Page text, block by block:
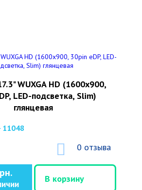
WUXGA HD (1600x900,
LED-подсветка, Slim)
глянцевая
11048
0 отзыва
В корзину